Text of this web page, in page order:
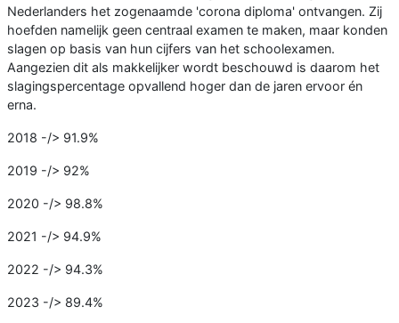
Nederlanders het zogenaamde 'corona diploma' ontvangen. Zij
hoefden namelijk geen centraal examen te maken, maar konden
slagen op basis van hun cijfers van het schoolexamen.
Aangezien dit als makkelijker wordt beschouwd is daarom het
slagingspercentage opvallend hoger dan de jaren ervoor én
erna.
2018 -/> 91.9%
2019 -/> 92%
2020 -/> 98.8%
2021 -/> 94.9%
2022 -/> 94.3%
2023 -/> 89.4%